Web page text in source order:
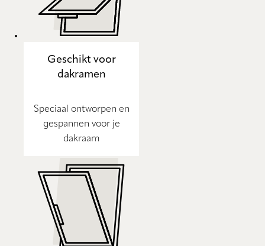
Geschikt voor
dakramen
Speciaal ontworpen en
gespannen voor je
dakraam